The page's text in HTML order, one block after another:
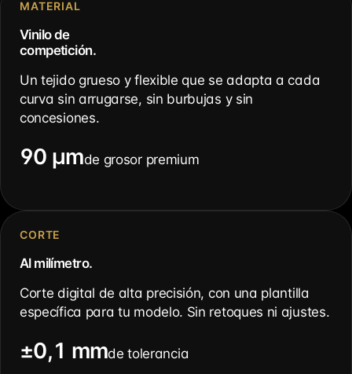
MATERIAL
Vinilo de
competición.
Un tejido grueso y flexible que se adapta a cada
curva sin arrugarse, sin burbujas y sin
concesiones.
90 µmde grosor premium
CORTE
Al milímetro.
Corte digital de alta precisión, con una plantilla
específica para tu modelo. Sin retoques ni ajustes.
±0,1 mmde tolerancia